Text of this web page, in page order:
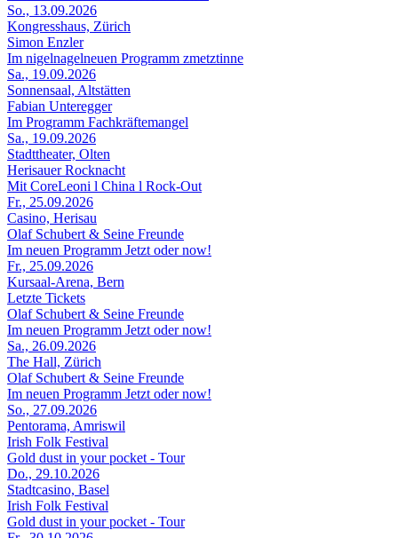
So., 13.09.2026
Kongresshaus, Zürich
Simon Enzler
Im nigelnagelneuen Programm zmetztinne
Sa., 19.09.2026
Sonnensaal, Altstätten
Fabian Unteregger
Im Programm Fachkräftemangel
Sa., 19.09.2026
Stadttheater, Olten
Herisauer Rocknacht
Mit CoreLeoni l China l Rock-Out
Fr., 25.09.2026
Casino, Herisau
Olaf Schubert & Seine Freunde
Im neuen Programm Jetzt oder now!
Fr., 25.09.2026
Kursaal-Arena, Bern
Letzte Tickets
Olaf Schubert & Seine Freunde
Im neuen Programm Jetzt oder now!
Sa., 26.09.2026
The Hall, Zürich
Olaf Schubert & Seine Freunde
Im neuen Programm Jetzt oder now!
So., 27.09.2026
Pentorama, Amriswil
Irish Folk Festival
Gold dust in your pocket - Tour
Do., 29.10.2026
Stadtcasino, Basel
Irish Folk Festival
Gold dust in your pocket - Tour